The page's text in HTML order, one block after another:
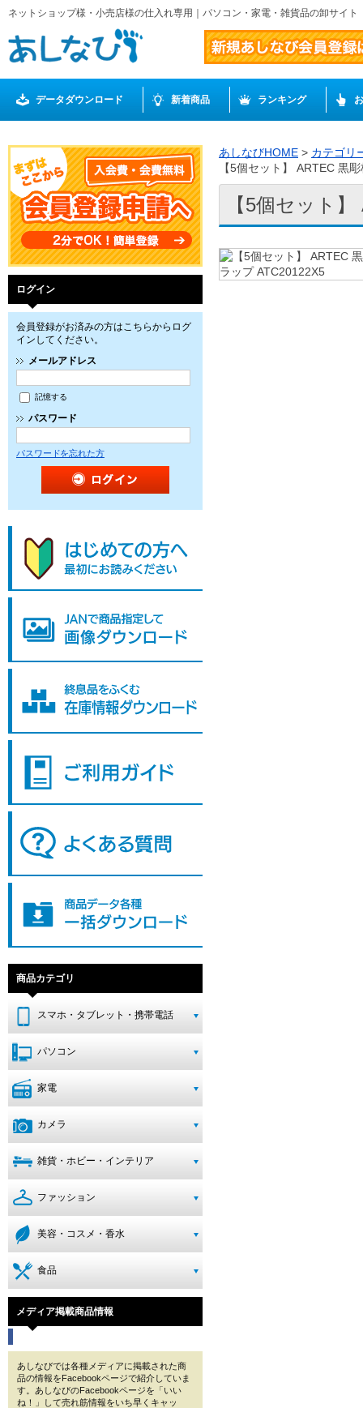
ネットショップ様・小売店様の仕入れ専用｜パソコン・家電・雑貨品の卸サイ
データダウンロード 新着商品 ランキング
ログイン
会員登録がお済みの方はこちらからログ
インしてください。
メールアドレス
記憶する
パスワード
パスワードを忘れた方
商品カテゴリ
スマホ・タブレット・携帯電話
パソコン
家電
カメラ
雑貨・ホビー・インテリア
ファッション
美容・コスメ・香水
食品
メディア掲載商品情報
あしなびでは各種メディアに掲載された商
品の情報をFacebookページで紹介していま
す。あしなびのFacebookページを「いい
ね！」して売れ筋情報をいち早くキャッ
あしなびHOME > カテゴリ
【5個セット】 ARTEC 黒
【5個セット